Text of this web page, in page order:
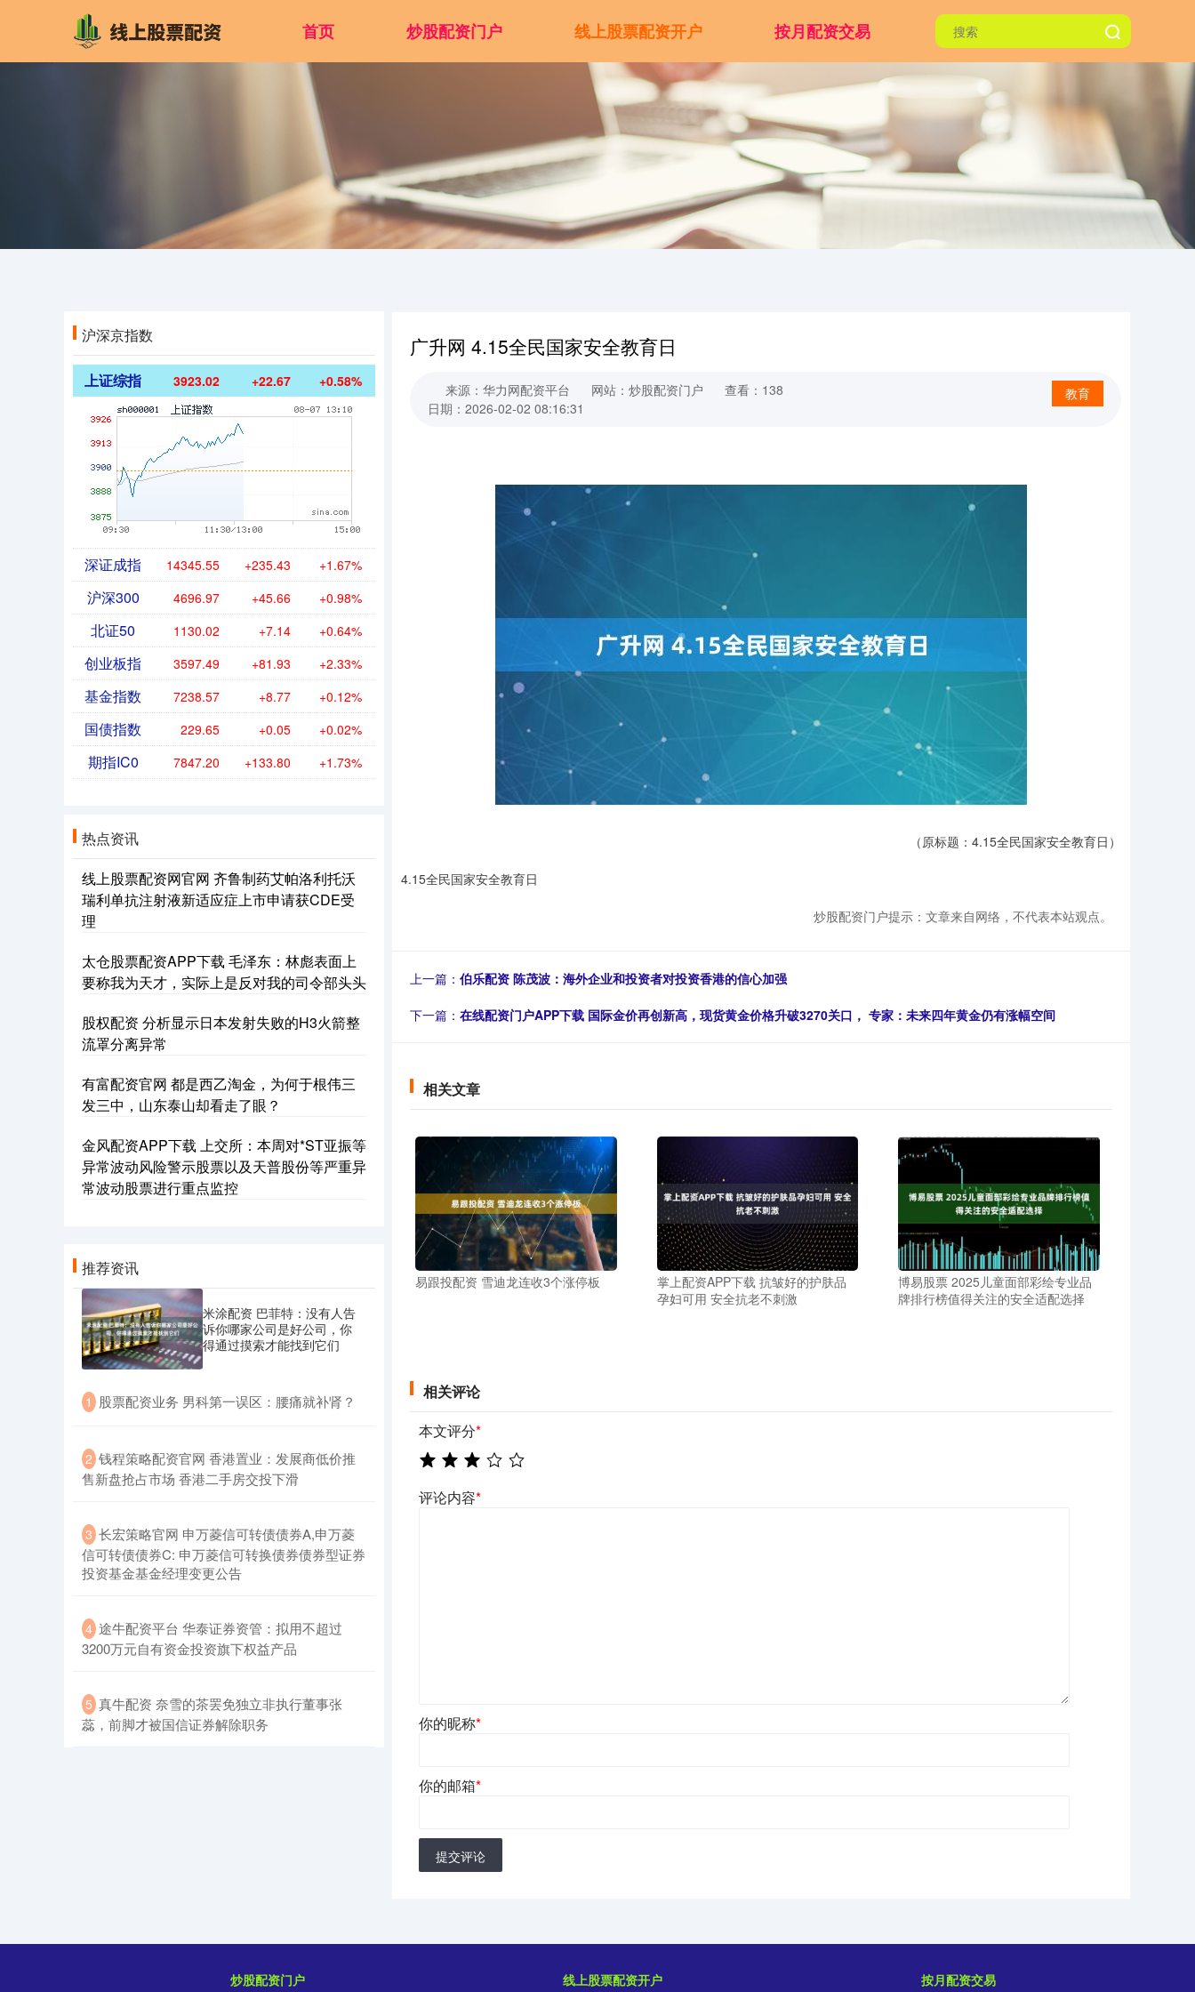
首页 炒股配资门户 线上股票配资开户 按月配资交易
广升网 4.15全民国家安全教育日
教育
来源：华力网配资平台 网站：炒股配资门户
查看：138
日期：2026-02-02 08:16:31
（原标题：4.15全民国家安全教育日）
4.15全民国家安全教育日
炒股配资门户提示：文章来自网络，不代表本站观点。
上一篇： 伯乐配资 陈茂波：海外企业和投资者对投资香港的信心加强
下一篇： 在线配资门户APP下载 国际金价再创新高，现货黄金价格升破3270关口， 专家：未来四年黄金仍有涨幅空间
相关文章
易跟投配资 雪迪龙连收3个涨停板
掌上配资APP下载 抗皱好的护肤品
孕妇可用 安全抗老不刺激
博易股票 2025儿童面部彩绘专业品
牌排行榜值得关注的安全适配选择
相关评论
本文评分*
评论内容*
你的昵称*
你的邮箱*
提交评论
沪深京指数
上证综指 3923.02 +22.67 +0.58%
深证成指 14345.55 +235.43 +1.67%
沪深300 4696.97 +45.66 +0.98%
北证50 1130.02 +7.14 +0.64%
创业板指 3597.49 +81.93 +2.33%
基金指数 7238.57 +8.77 +0.12%
国债指数 229.65 +0.05 +0.02%
期指IC0 7847.20 +133.80 +1.73%
热点资讯
线上股票配资网官网 齐鲁制药艾帕洛利托沃
瑞利单抗注射液新适应症上市申请获CDE受
理
太仓股票配资APP下载 毛泽东：林彪表面上
要称我为天才，实际上是反对我的司令部头头
股权配资 分析显示日本发射失败的H3火箭整
流罩分离异常
有富配资官网 都是西乙淘金，为何于根伟三
发三中，山东泰山却看走了眼？
金风配资APP下载 上交所：本周对*ST亚振等
异常波动风险警示股票以及天普股份等严重异
常波动股票进行重点监控
推荐资讯
米涂配资 巴菲特：没有人告
诉你哪家公司是好公司，你
得通过摸索才能找到它们
1 ​股票配资业务 男科第一误区：腰痛就补肾？
2 ​钱程策略配资官网 香港置业：发展商低价推
售新盘抢占市场 香港二手房交投下滑
3 ​长宏策略官网 申万菱信可转债债券A,申万菱
信可转债债券C: 申万菱信可转换债券债券型证券
投资基金基金经理变更公告
4 ​途牛配资平台 华泰证券资管：拟用不超过
3200万元自有资金投资旗下权益产品
5 ​真牛配资 奈雪的茶罢免独立非执行董事张
蕊，前脚才被国信证券解除职务
炒股配资门户 线上股票配资开户 按月配资交易